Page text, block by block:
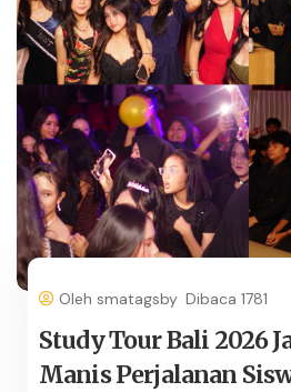
Oleh smatagsby Dibaca 1781
Study Tour Bali 2026
Manis Perjalanan